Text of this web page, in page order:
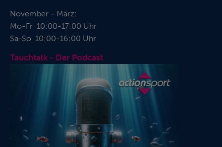
November - März:
Mo-Fr 10:00-17:00 Uhr
Sa-So 10:00-16:00 Uhr
Tauchtalk - Der Podcast